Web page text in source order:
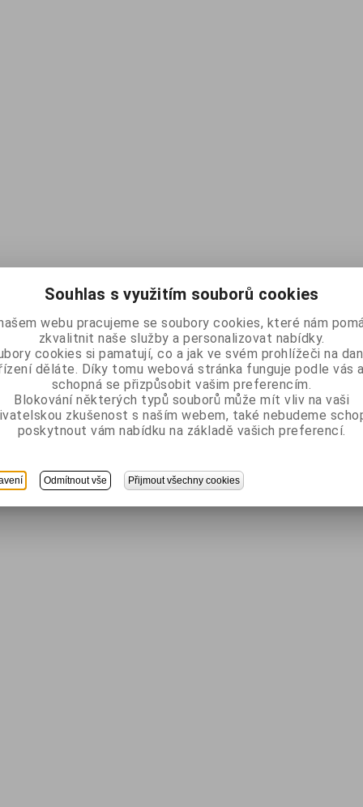
Souhlas s využitím souborů cookies
webu pracujeme se soubory cookies, které nám
zkvalitnit naše služby a personalizovat nabídky.
cookies si pamatují, co a jak ve svém prohlížeči na
děláte. Díky tomu webová stránka funguje podle vás
schopná se přizpůsobit vašim preferencím.
Blokování některých typů souborů může mít vliv na vaši
zkušenost s naším webem, také nebudeme
poskytnout vám nabídku na základě vašich preferencí.
Odmítnout vše Přijmout všechny cookies